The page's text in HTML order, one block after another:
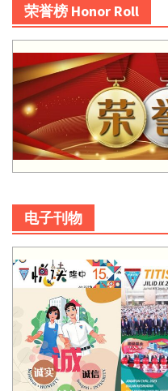
荣誉榜 Honor Roll
电子刊物